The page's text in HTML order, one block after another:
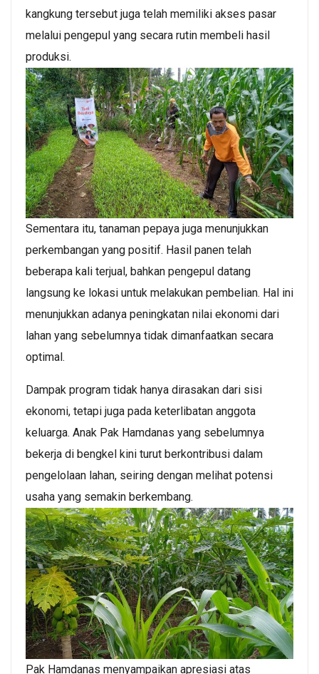
kangkung tersebut juga telah memiliki akses pasar
melalui pengepul yang secara rutin membeli hasil
produksi.
Sementara itu, tanaman pepaya juga menunjukkan
perkembangan yang positif. Hasil panen telah
beberapa kali terjual, bahkan pengepul datang
langsung ke lokasi untuk melakukan pembelian. Hal ini
menunjukkan adanya peningkatan nilai ekonomi dari
lahan yang sebelumnya tidak dimanfaatkan secara
optimal.
Dampak program tidak hanya dirasakan dari sisi
ekonomi, tetapi juga pada keterlibatan anggota
keluarga. Anak Pak Hamdanas yang sebelumnya
bekerja di bengkel kini turut berkontribusi dalam
pengelolaan lahan, seiring dengan melihat potensi
usaha yang semakin berkembang.
Pak Hamdanas menyampaikan apresiasi atas